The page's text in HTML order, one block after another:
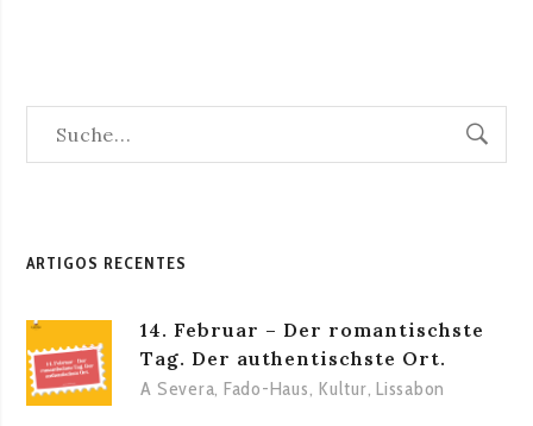
ARTIGOS RECENTES
14. Februar – Der romantischste
Tag. Der authentischste Ort.
A Severa, Fado-Haus, Kultur,Lissabon